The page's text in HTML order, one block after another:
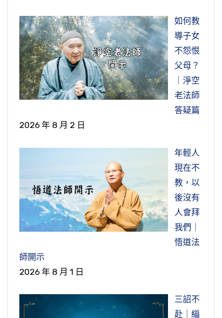
如何教
導子女
不怨恨
父母？
｜淨空
老法師
答疑篇
2026 年 8 月 2 日
年輕人
現在不
教，以
後沒有
人會拜
我們｜
悟道法
師開示
2026 年 8 月 1 日
三詔不
赴｜緇